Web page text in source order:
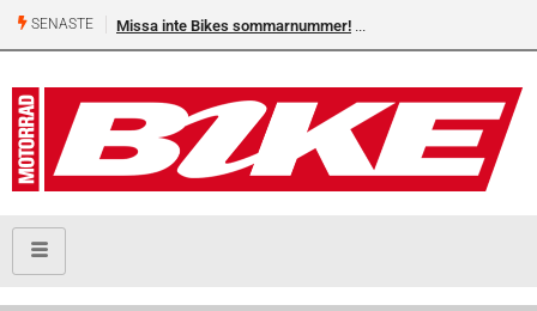
SENASTE Missa inte Bikes sommarnummer!